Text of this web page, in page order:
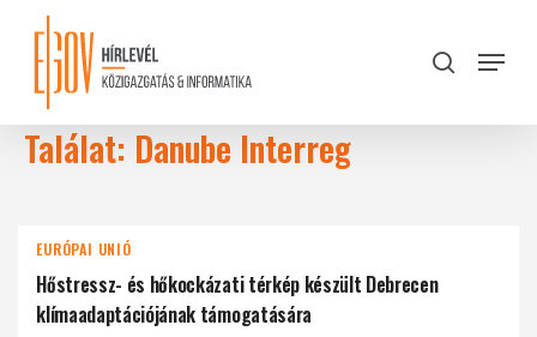
content
search
Menu
Találat: Danube Interreg
EURÓPAI UNIÓ
Hőstressz- és hőkockázati térkép készült Debrecen
klímaadaptációjának támogatására
Close